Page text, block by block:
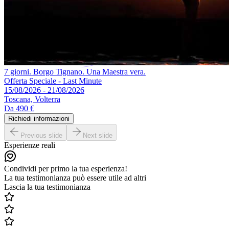
7 giorni. Borgo Tignano. Una Maestra vera.
Offerta Speciale - Last Minute
15/08/2026 - 21/08/2026
Toscana, Volterra
Da 490 €
Richiedi informazioni
Previous slide Next slide
Esperienze reali
Condividi per primo la tua esperienza!
La tua testimonianza può essere utile ad altri
Lascia la tua testimonianza